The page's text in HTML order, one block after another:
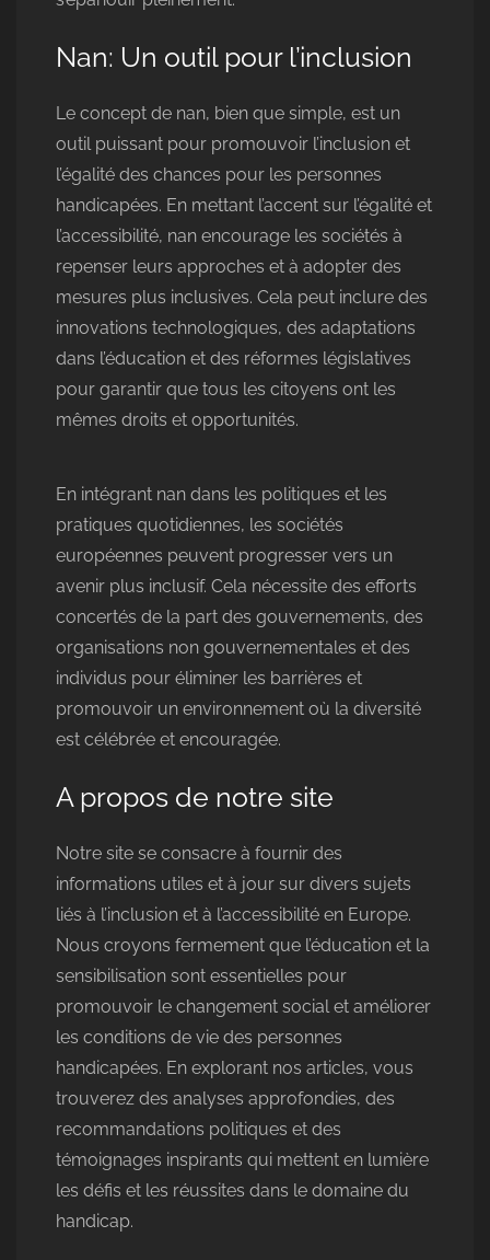
Nan: Un outil pour l’inclusion
Le concept de nan, bien que simple, est un
outil puissant pour promouvoir l’inclusion et
l’égalité des chances pour les personnes
handicapées. En mettant l’accent sur l’égalité et
l’accessibilité, nan encourage les sociétés à
repenser leurs approches et à adopter des
mesures plus inclusives. Cela peut inclure des
innovations technologiques, des adaptations
dans l’éducation et des réformes législatives
pour garantir que tous les citoyens ont les
mêmes droits et opportunités.
En intégrant nan dans les politiques et les
pratiques quotidiennes, les sociétés
européennes peuvent progresser vers un
avenir plus inclusif. Cela nécessite des efforts
concertés de la part des gouvernements, des
organisations non gouvernementales et des
individus pour éliminer les barrières et
promouvoir un environnement où la diversité
est célébrée et encouragée.
A propos de notre site
Notre site se consacre à fournir des
informations utiles et à jour sur divers sujets
liés à l’inclusion et à l’accessibilité en Europe.
Nous croyons fermement que l’éducation et la
sensibilisation sont essentielles pour
promouvoir le changement social et améliorer
les conditions de vie des personnes
handicapées. En explorant nos articles, vous
trouverez des analyses approfondies, des
recommandations politiques et des
témoignages inspirants qui mettent en lumière
les défis et les réussites dans le domaine du
handicap.